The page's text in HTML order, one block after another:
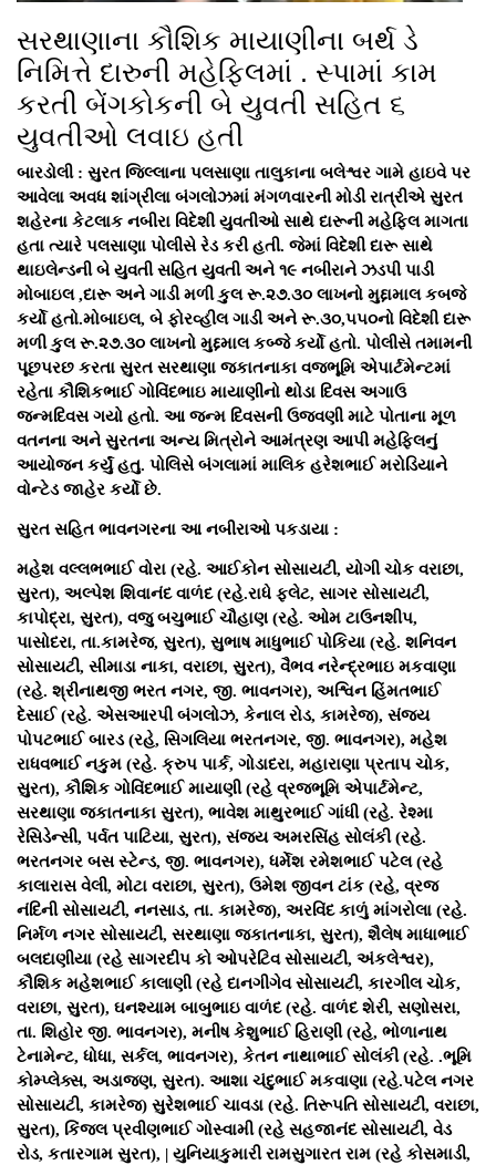
સરથાણાના કૌશિક માયાણીના બર્થ ડે
નિમિત્તે દારુની મહેફિલમાં . સ્પામાં કામ
કરતી બેંગકોકની બે યુવતી સહિત ૬
યુવતીઓ લવાઇ હતી
બારડોલી : સુરત જિલ્લાના પલસાણા તાલુકાના બલેશ્વર ગામે હાઇવે પર
આવેલા અવધ શાંગ્રીલા બંગલોઝમાં મંગળવારની મોડી રાત્રીએ સુરત
શહેરના કેટલાક નબીરા વિદેશી યુવતીઓ સાથે દારૂની મહેફિલ માગતા
હતા ત્યારે પલસાણા પોલીસે રેડ કરી હતી. જેમાં વિદેશી દારૂ સાથે
થાઇલેન્ડની બે યુવતી સહિત યુવતી અને ૧૯ નબીરાને ઝડપી પાડી
મોબાઇલ ,દારૂ અને ગાડી મળી કુલ રૂ.૨૭.૩૦ લાખનો મુદ્દામાલ કબજે
કર્યો હતો.મોબાઇલ, બે ફોરવ્હીલ ગાડી અને રૂ.૩૦,૫૫૦નો વિદેશી દારૂ
મળી કુલ રૂ.૨૭.૩૦ લાખનો મુદ્દમાલ કબ્જે કર્યો હતો. પોલીસે તમામની
પૂછપરછ કરતા સુરત સરથાણા જકાતનાકા વજભૂમિ એપાર્ટમેન્ટમાં
રહેતા કૌશિકભાઈ ગોવિંદભાઇ માયાણીનો થોડા દિવસ અગાઉ
જન્મદિવસ ગયો હતો. આ જન્મ દિવસની ઉજવણી માટે પોતાના મૂળ
વતનના અને સુરતના અન્ય મિત્રોને આમંત્રણ આપી મહેફિલનું
આયોજન કર્યું હતુ. પોલિસે બંગલામાં માલિક હરેશભાઈ મરોડિયાને
વોન્ટેડ જાહેર કર્યો છે.
સુરત સહિત ભાવનગરના આ નબીરાઓ પકડાયા :
મહેશ વલ્લભભાઈ વોરા (રહે. આઈકોન સોસાયટી, યોગી ચોક વરાછા,
સુરત), અલ્પેશ શિવાનંદ વાળંદ (રહે.રાધે ફ્લેટ, સાગર સોસાયટી,
કાપોદ્રા, સુરત), વજુ બચુભાઈ ચૌહાણ (રહે. ઓમ ટાઉનશીપ,
પાસોદરા, તા.કામરેજ, સુરત), સુભાષ માધુભાઈ પોકિયા (રહે. શનિવન
સોસાયટી, સીમાડા નાકા, વરાછા, સુરત), વૈભવ નરેન્દ્રભાઇ મકવાણા
(રહે. શ્રીનાથજી ભરત નગર, જી. ભાવનગર), અશ્વિન હિંમતભાઈ
દેસાઈ (રહે. એસઆરપી બંગલોઝ, કેનાલ રોડ, કામરેજ), સંજય
પોપટભાઈ બારડ (રહે, સિગલિયા ભરતનગર, જી. ભાવનગર), મહેશ
રાધવભાઈ નકુમ (રહે. ક્રુપ પાર્ક, ગોડાદરા, મહારાણા પ્રતાપ ચોક,
સુરત), કૌશિક ગોવિંદભાઈ માયાણી (રહે વ્રજભૂમિ એપાર્ટમેન્ટ,
સરથાણા જકાતનાકા સુરત), ભાવેશ માથુરભાઈ ગાંધી (રહે. રેશ્મા
રેસિડેન્સી, પર્વત પાટિયા, સુરત), સંજય અમરસિંહ સોલંકી (રહે.
ભરતનગર બસ સ્ટેન્ડ, જી. ભાવનગર), ધર્મેશ રમેશભાઈ પટેલ (રહે
કાલારાસ વેલી, મોટા વરાછા, સુરત), ઉમેશ જીવન ટાંક (રહે, વ્રજ
નંદિની સોસાયટી, નનસાડ, તા. કામરેજ), અરવિંદ કાળું માંગરોલા (રહે.
નિર્મળ નગર સોસાયટી, સરથાણા જકાતનાકા, સુરત), શૈલેષ માધાભાઈ
બલદાણીયા (રહે સાગરદીપ કો ઓપરેટિવ સોસાયટી, અંકલેશ્વર),
કૌશિક મહેશભાઈ કાલાણી (રહે દાનગીગેવ સોસાયટી, કારગીલ ચોક,
વરાછા, સુરત), ઘનશ્યામ બાબુભાઇ વાળંદ (રહે. વાળંદ શેરી, સણોસરા,
તા. શિહોર જી. ભાવનગર), મનીષ કેશુભાઈ હિરાણી (રહે, ભોળાનાથ
ટેનામેન્ટ, ધોધા, સર્કલ, ભાવનગર), કેતન નાથાભાઈ સોલંકી (રહે. .ભૂમિ
કોમ્પ્લેક્સ, અડાજણ, સુરત). આશા ચંદુભાઈ મકવાણા (રહે.પટેલ નગર
સોસાયટી, કામરેજ) સુરેશભાઈ ચાવડા (રહે. તિરૂપતિ સોસાયટી, વરાછા,
સુરત), કિંજલ પ્રવીણભાઈ ગોસ્વામી (રહે સહજાનંદ સોસાયટી, વેડ
રોડ, કતારગામ સુરત), | યુનિયાકુમારી રામસુગારત રામ (રહે કોસમાડી,